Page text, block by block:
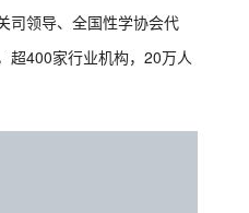
司领导、全国性学协会代
超400家行业机构，20万人